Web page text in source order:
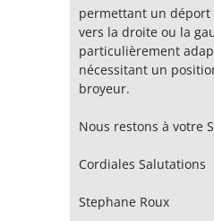
permettant un déport
vers la droite ou la
particulièrement
nécessitant un
broyeur.
Nous restons à votre
Cordiales Salutations
Stephane Roux